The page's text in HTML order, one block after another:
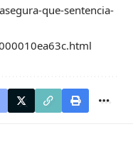
que-sentencia-